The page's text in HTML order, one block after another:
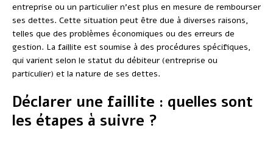
entreprise ou un particulier n’est plus en mesure de rembourser
ses dettes. Cette situation peut être due à diverses raisons,
telles que des problèmes économiques ou des erreurs de
gestion. La faillite est soumise à des procédures spécifiques,
qui varient selon le statut du débiteur (entreprise ou
particulier) et la nature de ses dettes.
Déclarer une faillite : quelles sont
les étapes à suivre ?